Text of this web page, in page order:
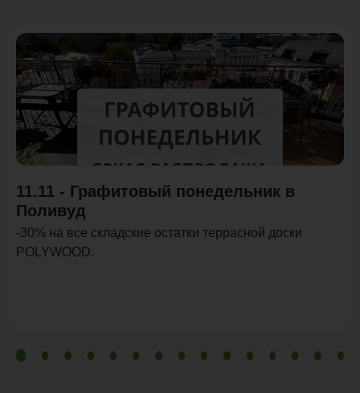
Акция
11.11 - Графитовый понедельник в
Поливуд
-30% на все складские остатки террасной доски
POLYWOOD.